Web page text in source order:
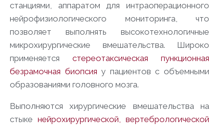
станциями, аппаратом для интраоперационного
нейрофизиологического мониторинга, что
позволяет выполнять высокотехнологичные
микрохирургические вмешательства. Широко
применяется стереотаксическая пункционная
безрамочная биопсия у пациентов с объемными
образованиями головного мозга.
Выполняются хирургические вмешательства на
стыке нейрохирургической, вертебрологической